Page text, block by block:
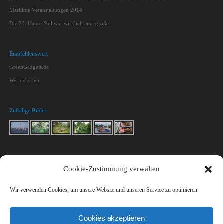
Cookie-Zustimmung verwalten
Wir verwenden Cookies, um unsere Website und unseren Service zu optimieren.
Cookies akzeptieren
Maritime Veranstaltungen 2014
Die 23. Hanse-Sail war wirklich eine große…
Empfehlenswert
GreenGadgets.de
Wernicke.net
Zufällige Bilder
Impressum & Datenschutz